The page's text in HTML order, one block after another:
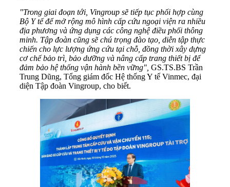
"Trong giai đoạn tới, Vingroup sẽ tiếp tục phối hợp cùng
Bộ Y tế để mở rộng mô hình cấp cứu ngoại viện ra nhiều
địa phương và ứng dụng các công nghệ điều phối thông
minh. Tập đoàn cũng sẽ chú trọng đào tạo, diễn tập thực
chiến cho lực lượng ứng cứu tại chỗ, đồng thời xây dựng
cơ chế bảo trì, bảo dưỡng và nâng cấp trang thiết bị để
đảm bảo hệ thống vận hành bền vững", GS.TS.BS Trần
Trung Dũng, Tổng giám đốc Hệ thống Y tế Vinmec, đại
diện Tập đoàn Vingroup, cho biết.